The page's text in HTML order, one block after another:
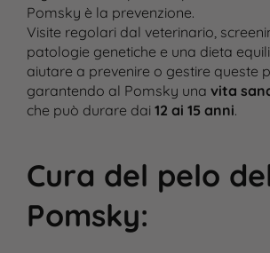
Pomsky è la prevenzione.
Visite regolari dal veterinario,
patologie genetiche e una dieta
aiutare a prevenire o gestire queste
garantendo al Pomsky una vita
che può durare dai 12 ai 15 anni​.
Cura del pelo
Pomsky: